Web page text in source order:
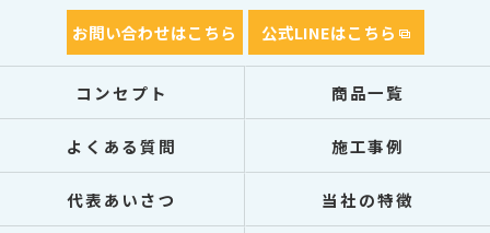
お問い合わせはこちら 公式LINEはこちら
コンセプト 商品一覧
よくある質問 施工事例
代表あいさつ 当社の特徴